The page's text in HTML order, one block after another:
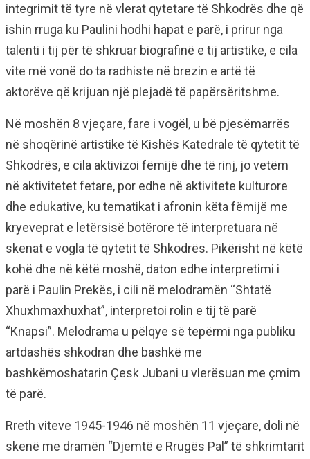
integrimit të tyre në vlerat qytetare të Shkodrës dhe që
ishin rruga ku Paulini hodhi hapat e parë, i prirur nga
talenti i tij për të shkruar biografinë e tij artistike, e cila
vite më vonë do ta radhiste në brezin e artë të
aktorëve që krijuan një plejadë të papërsëritshme.
Në moshën 8 vjeçare, fare i vogël, u bë pjesëmarrës
në shoqërinë artistike të Kishës Katedrale të qytetit të
Shkodrës, e cila aktivizoi fëmijë dhe të rinj, jo vetëm
në aktivitetet fetare, por edhe në aktivitete kulturore
dhe edukative, ku tematikat i afronin këta fëmijë me
kryeveprat e letërsisë botërore të interpretuara në
skenat e vogla të qytetit të Shkodrës. Pikërisht në këtë
kohë dhe në këtë moshë, daton edhe interpretimi i
parë i Paulin Prekës, i cili në melodramën “Shtatë
Xhuxhmaxhuxhat”, interpretoi rolin e tij të parë
“Knapsi”. Melodrama u pëlqye së tepërmi nga publiku
artdashës shkodran dhe bashkë me
bashkëmoshatarin Çesk Jubani u vlerësuan me çmim
të parë.
Rreth viteve 1945-1946 në moshën 11 vjeçare, doli në
skenë me dramën “Djemtë e Rrugës Pal” të shkrimtarit